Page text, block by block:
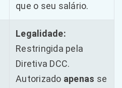
que o seu salário.
Legalidade:
Restringida pela
Diretiva DCC.
Autorizado apenas se